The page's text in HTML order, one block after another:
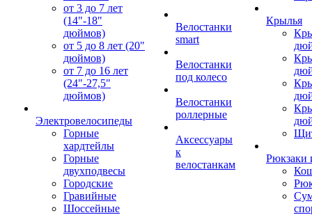
от 3 до 7 лет
(14"-18"
дюймов)
от 5 до 8 лет (20"
дюймов)
от 7 до 16 лет
(24"-27,5"
дюймов)
Электровелосипеды
Горные
хардтейлы
Горные
двухподвесы
Городские
Гравийные
Шоссейные
Велостанки
smart
Велостанки
под колесо
Велостанки
роллерные
Аксессуары
к
велостанкам
Крылья
Рюкзаки